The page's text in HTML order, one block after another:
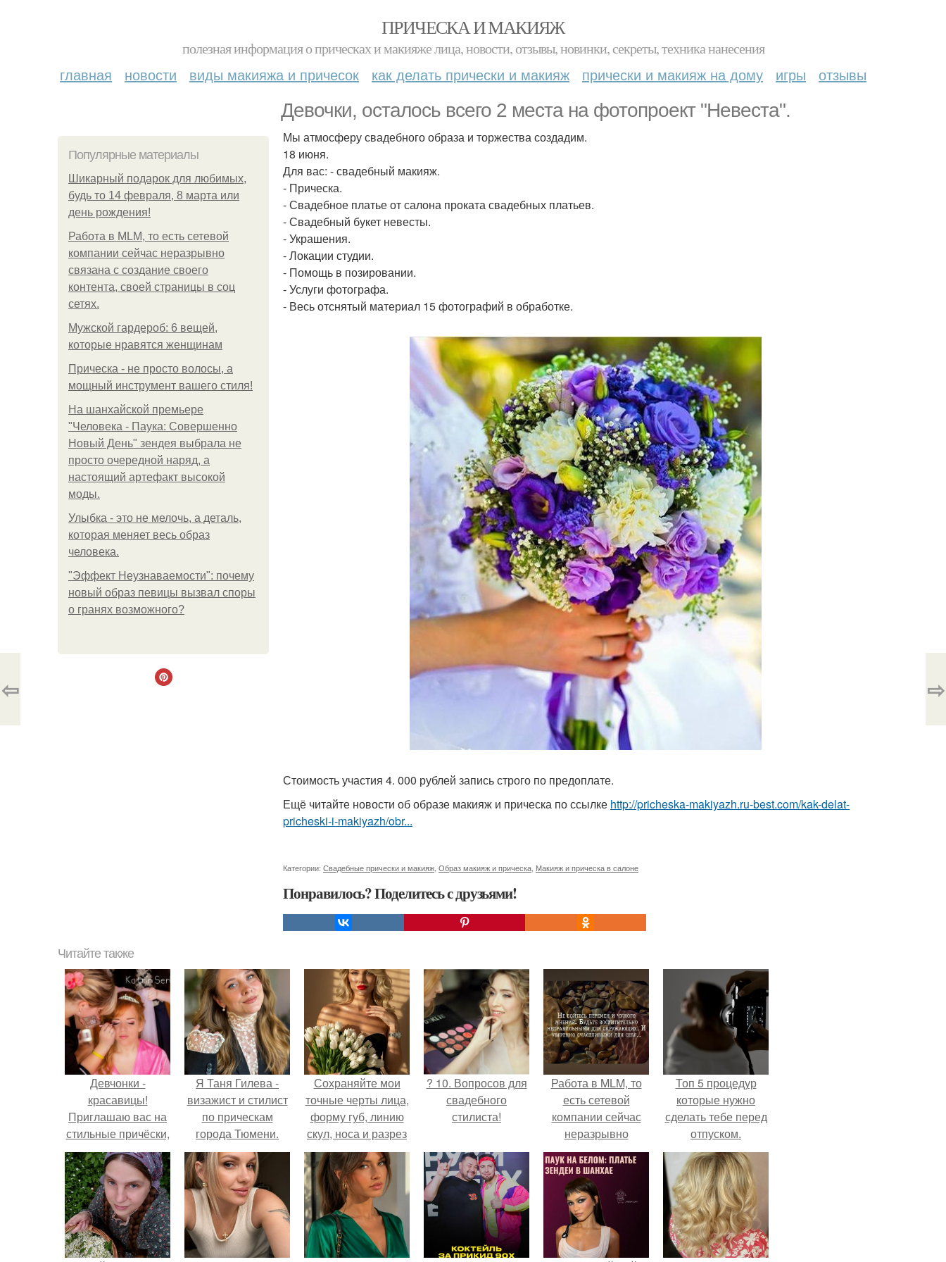
ПРИЧЕСКА И МАКИЯЖ
полезная информация о прическах и макияже лица, новости, отзывы, новинки, секреты, техника нанесения
главная новости виды макияжа и причесок как делать прически и макияж прически и макияж на дому игры отзывы
Девочки, осталось всего 2 места на фотопроект "Невеста".
Популярные материалы
Шикарный подарок для любимых,
будь то 14 февраля, 8 марта или
день рождения!
Работа в MLM, то есть сетевой
компании сейчас неразрывно
связана с создание своего
контента, своей страницы в соц
сетях.
Мужской гардероб: 6 вещей,
которые нравятся женщинам
Прическа - не просто волосы, а
мощный инструмент вашего стиля!
На шанхайской премьере
"Человека - Паука: Совершенно
Новый День" зендея выбрала не
просто очередной наряд, а
настоящий артефакт высокой
моды.
Улыбка - это не мелочь, а деталь,
которая меняет весь образ
человека.
"Эффект Неузнаваемости": почему
новый образ певицы вызвал споры
о гранях возможного?
Мы атмосферу свадебного образа и торжества создадим.
18 июня.
Для вас: - свадебный макияж.
- Прическа.
- Свадебное платье от салона проката свадебных платьев.
- Свадебный букет невесты.
- Украшения.
- Локации студии.
- Помощь в позировании.
- Услуги фотографа.
- Весь отснятый материал 15 фотографий в обработке.
Стоимость участия 4. 000 рублей запись строго по предоплате.
Ещё читайте новости об образе макияж и прическа по ссылке http://pricheska-makiyazh.ru-best.com/kak-delat-
pricheski-i-makiyazh/obr...
Категории: Свадебные прически и макияж Образ макияж и прическа Макияж и прическа в салоне
Понравилось? Поделитесь с друзьями!
⇦ ⇨
Читайте также
Девчонки -
красавицы!
Приглашаю вас на
стильные причёски,
праздничный
стойкий макияж!
Я Таня Гилева -
визажист и стилист
по прическам
города Тюмени.
Сохраняйте мои
точные черты лица,
форму губ, линию
скул, носа и разрез
глаз.
? 10. Вопросов для
свадебного
стилиста!
Работа в MLM, то
есть сетевой
компании сейчас
неразрывно
связана с создание
своего контента,
своей страницы в
соц сетях.
Топ 5 процедур
которые нужно
сделать тебе перед
отпуском.